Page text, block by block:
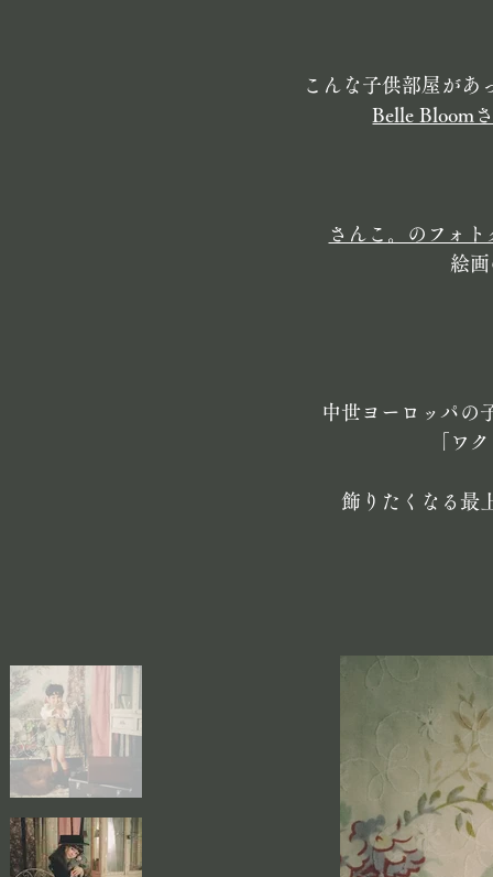
こんな子供部屋があ
Belle Bloom
さんこ。のフォ
絵
中世ヨーロッパの
「ワ
飾りたくなる最